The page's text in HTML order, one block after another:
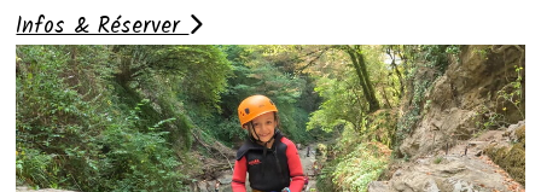
Infos & Réserver